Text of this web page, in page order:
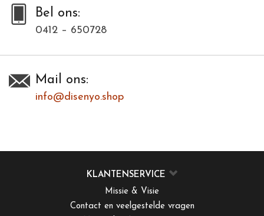
Bel ons:
0412 – 650728
Mail ons:
info@disenyo.shop
KLANTENSERVICE
Missie & Visie
Contact en veelgestelde vragen